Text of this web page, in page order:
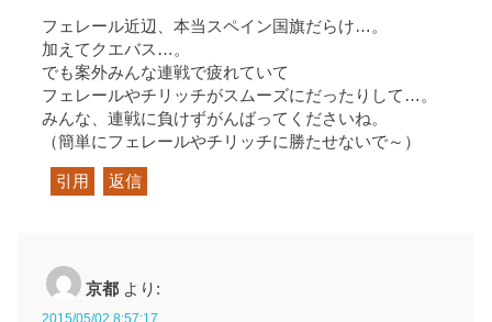
フェレール近辺、本当スペイン国旗だらけ…。
加えてクエバス…。
でも案外みんな連戦で疲れていて
フェレールやチリッチがスムーズにだったりして…。
みんな、連戦に負けずがんばってくださいね。
（簡単にフェレールやチリッチに勝たせないで～）
引用 返信
京都 より:
2015/05/02 8:57:17